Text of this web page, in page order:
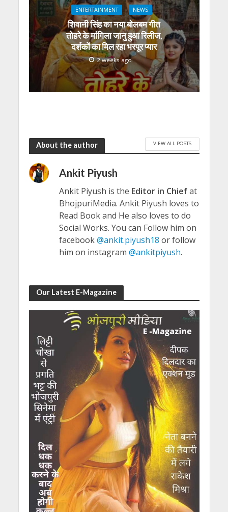
ENTERTAINMENT NEWS
शिवानी सिंह का नया बोलबम गीत
तोहरे के मांगिला जानु हुआ रिलीज,
दर्शकों का मिल रहा भरपूर प्यार
2 weeks ago
About the author VIEW ALL POSTS
Ankit Piyush
Ankit Piyush is the Editor in Chiefat
BhojpuriMedia. Ankit Piyush loves to
Read Book and He also loves to do
Social Works. You can Follow him on
facebook@ankit.piyush18 or follow
him on instagram @ankitpiyush.
Our Latest E-Magazine